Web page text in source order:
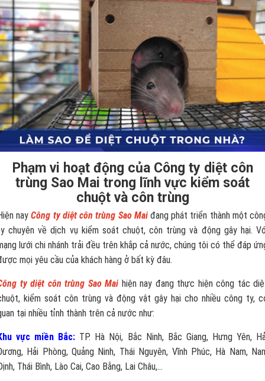
Phạm vi hoạt động của Công ty diệt côn
trùng Sao Mai trong lĩnh vực kiểm soát
chuột và côn trùng
nayCông ty diệt côn trùng Sao Maiđang phát triển thành một
chuyên về dịch vụ kiểm soát chuột, côn trùng và động gây hại.
lưới chi nhánh trải đều trên khắp cả nước, chúng tôi có thể đáp
mọi yêu cầu của khách hàng ở bất kỳ đâu.
ty diệt côn trùng Sao Mai hiện nay đang thực hiện công tác
kiểm soát côn trùng và động vật gây hại cho nhiều công ty,
tại nhiều tỉnh thành trên cả nước như:
vực miền Bắc: TP. Hà Nội, Bắc Ninh, Bắc Giang, Hưng Yên,
Hải Phòng, Quảng Ninh, Thái Nguyên, Vĩnh Phúc, Hà Nam,
Thái Bình, Lào Cai, Cao Bằng, Lai Châu,...